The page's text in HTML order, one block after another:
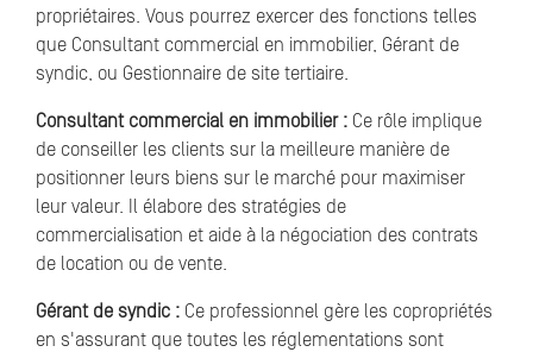
propriétaires. Vous pourrez exercer des fonctions telles
que Consultant commercial en immobilier, Gérant de
syndic, ou Gestionnaire de site tertiaire.
Consultant commercial en immobilier : Ce rôle implique
de conseiller les clients sur la meilleure manière de
positionner leurs biens sur le marché pour maximiser
leur valeur. Il élabore des stratégies de
commercialisation et aide à la négociation des contrats
de location ou de vente.
Gérant de syndic : Ce professionnel gère les copropriétés
en s'assurant que toutes les réglementations sont